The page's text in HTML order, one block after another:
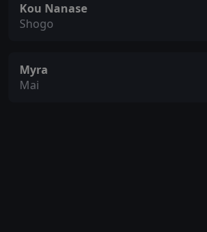
Kou Nanase
Shogo
Myra
Mai